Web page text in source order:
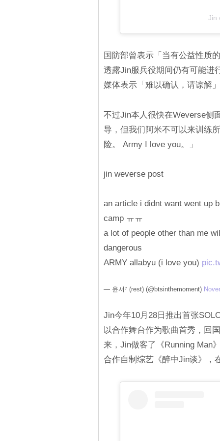
Jin
国防部曾表示「当有公益性质
透露Jin服兵役期间仍有可能进
媒体表示「难以确认，请谅解
不过Jin本人很快在Weverse侧
导，但我们阿米不可以来训练
险。 Army I love you。」
jin weverse post
an article i didnt want went up
camp ㅠㅠ
a lot of people other than me
dangerous
ARMY allabyu (i love you)
— 윤서⁷ (rest) (@btsinthemoment)
Jin今年10月28日推出首张
以合作舞台作为歌曲首秀，回
来，Jin做客了《Running Man
合作自制综艺《醉中Jin谈》，